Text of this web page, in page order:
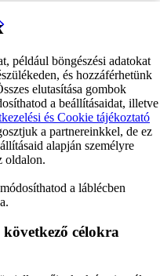
például böngészési adatokat
és hozzáférhetünk
elutasítása gombok
a beállításaidat, illetve
és Cookie tájékoztató
a partnereinkkel, de ez
alapján személyre
oldalon.
a láblécben
célokra